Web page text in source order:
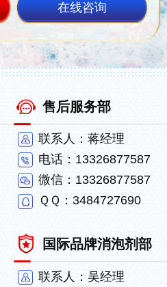
在线咨询
国际品牌消泡剂部
联系人：吴经理
售后服务部
联系人：蒋经理
电话：13326877587
微信：13326877587
ＱＱ：3484727690